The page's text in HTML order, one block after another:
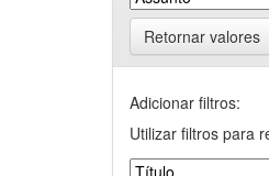
Retornar valores
Adicionar filtros:
Utilizar filtros para